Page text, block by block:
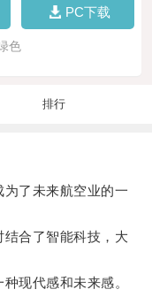
PC下载
色
排行
了未来航空业的一
合了智能科技，大
现代感和未来感。